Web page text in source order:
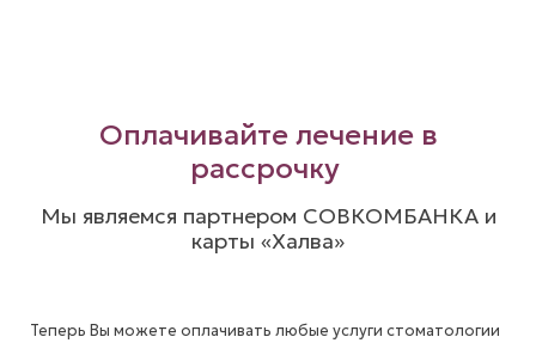
Оплачивайте лечение в
рассрочку
Мы являемся партнером СОВКОМБАНКА и
карты «Халва»
Теперь Вы можете оплачивать любые услуги стоматологии